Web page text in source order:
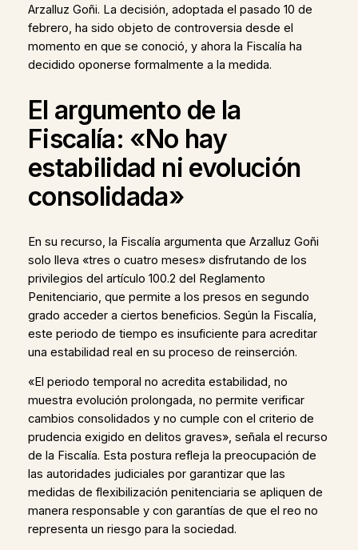
Arzalluz Goñi. La decisión, adoptada el pasado 10 de
febrero, ha sido objeto de controversia desde el
momento en que se conoció, y ahora la Fiscalía ha
decidido oponerse formalmente a la medida.
El argumento de la
Fiscalía: «No hay
estabilidad ni evolución
consolidada»
En su recurso, la Fiscalía argumenta que Arzalluz Goñi
solo lleva «tres o cuatro meses» disfrutando de los
privilegios del artículo 100.2 del Reglamento
Penitenciario, que permite a los presos en segundo
grado acceder a ciertos beneficios. Según la Fiscalía,
este periodo de tiempo es insuficiente para acreditar
una estabilidad real en su proceso de reinserción.
«El periodo temporal no acredita estabilidad, no
muestra evolución prolongada, no permite verificar
cambios consolidados y no cumple con el criterio de
prudencia exigido en delitos graves», señala el recurso
de la Fiscalía. Esta postura refleja la preocupación de
las autoridades judiciales por garantizar que las
medidas de flexibilización penitenciaria se apliquen de
manera responsable y con garantías de que el reo no
representa un riesgo para la sociedad.